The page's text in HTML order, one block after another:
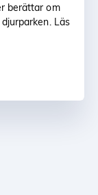
berättar om
Läs